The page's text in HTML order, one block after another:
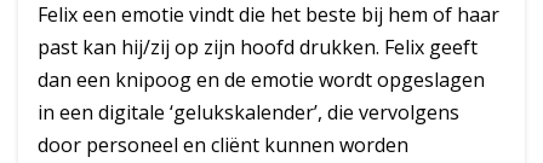
Felix een emotie vindt die het beste bij hem of haar
past kan hij/zij op zijn hoofd drukken. Felix geeft
dan een knipoog en de emotie wordt opgeslagen
in een digitale ‘gelukskalender’, die vervolgens
door personeel en cliënt kunnen worden